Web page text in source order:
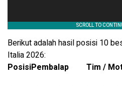
Berikut adalah hasil posisi 10
Italia 2026:
PosisiPembalap Tim /